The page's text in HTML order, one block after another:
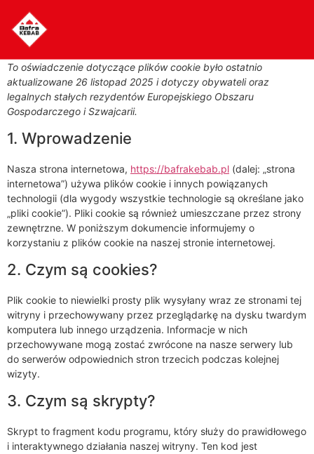
To oświadczenie dotyczące plików cookie było ostatnio
aktualizowane 26 listopad 2025 i dotyczy obywateli oraz
legalnych stałych rezydentów Europejskiego Obszaru
Gospodarczego i Szwajcarii.
1. Wprowadzenie
Nasza strona internetowa, https://bafrakebab.pl (dalej: „strona
internetowa”) używa plików cookie i innych powiązanych
technologii (dla wygody wszystkie technologie są określane jako
„pliki cookie”). Pliki cookie są również umieszczane przez strony
zewnętrzne. W poniższym dokumencie informujemy o
korzystaniu z plików cookie na naszej stronie internetowej.
2. Czym są cookies?
Plik cookie to niewielki prosty plik wysyłany wraz ze stronami tej
witryny i przechowywany przez przeglądarkę na dysku twardym
komputera lub innego urządzenia. Informacje w nich
przechowywane mogą zostać zwrócone na nasze serwery lub
do serwerów odpowiednich stron trzecich podczas kolejnej
wizyty.
3. Czym są skrypty?
Skrypt to fragment kodu programu, który służy do prawidłowego
i interaktywnego działania naszej witryny. Ten kod jest